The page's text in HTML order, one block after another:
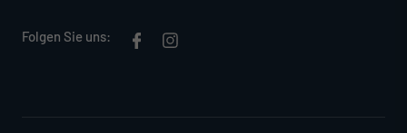
Folgen Sie uns: